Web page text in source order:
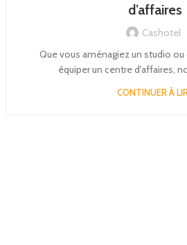
d’affaires
Cashotel
Que vous aménagiez un studio
équiper un centre d'affaires,
CONTINUER À